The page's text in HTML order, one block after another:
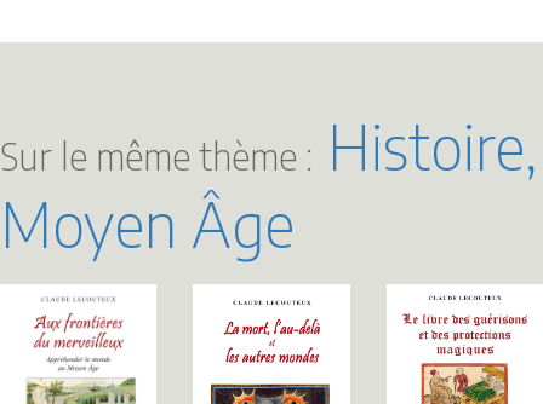
Sur le même thème : Histoire,
Moyen Âge